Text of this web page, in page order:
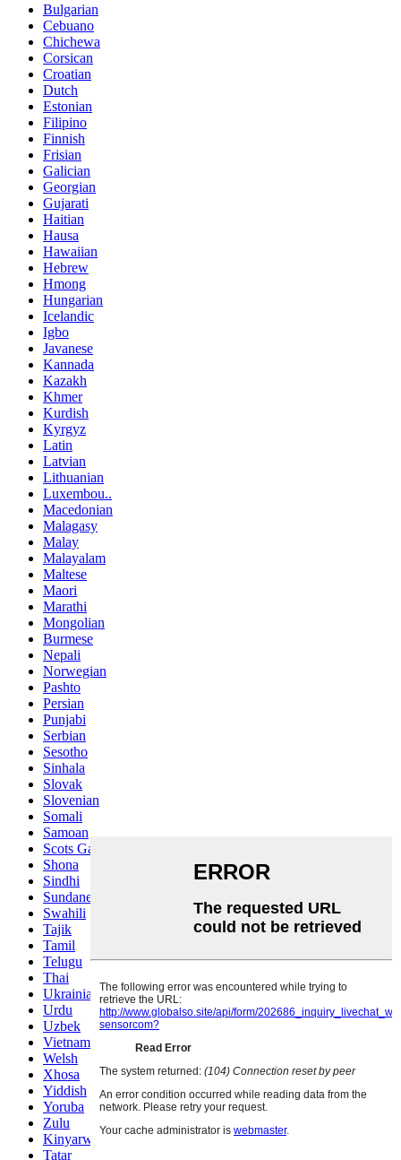
Bulgarian
Cebuano
Chichewa
Corsican
Croatian
Dutch
Estonian
Filipino
Finnish
Frisian
Galician
Georgian
Gujarati
Haitian
Hausa
Hawaiian
Hebrew
Hmong
Hungarian
Icelandic
Igbo
Javanese
Kannada
Kazakh
Khmer
Kurdish
Kyrgyz
Latin
Latvian
Lithuanian
Luxembou..
Macedonian
Malagasy
Malay
Malayalam
Maltese
Maori
Marathi
Mongolian
Burmese
Nepali
Norwegian
Pashto
Persian
Punjabi
Serbian
Sesotho
Sinhala
Slovak
Slovenian
Somali
Samoan
Scots Gaelic
Shona
Sindhi
Sundanese
Swahili
Tajik
Tamil
Telugu
Thai
Ukrainian
Urdu
Uzbek
Vietnamese
Welsh
Xhosa
Yiddish
Yoruba
Zulu
Kinyarwanda
Tatar